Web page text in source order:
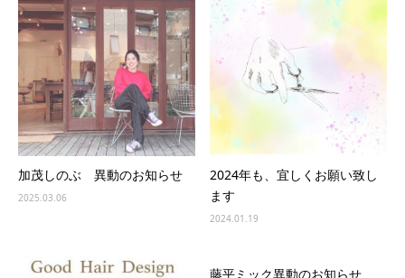
加茂しのぶ 異動のお知らせ
2025.03.06
2024年も、宜しくお願い致し
ます
2024.01.19
藤平ミック異動のお知らせ